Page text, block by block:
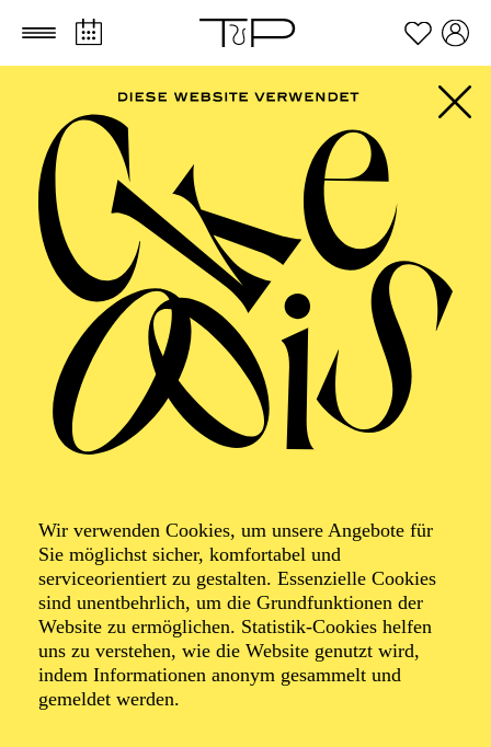
Zum Hauptinhalt springen Zum Footer springen
Wir verwenden Cookies, um unsere Angebote für
Sie möglichst sicher, komfortabel und
serviceorientiert zu gestalten. Essenzielle Cookies
sind unentbehrlich, um die Grundfunktionen der
Website zu ermöglichen. Statistik-Cookies helfen
uns zu verstehen, wie die Website genutzt wird,
indem Informationen anonym gesammelt und
gemeldet werden.
ESSENER
PHILHARMONIKER
Sonnenquartette
Werke von Antonín Dvorák, Claude Debussy, Joseph
Haydn